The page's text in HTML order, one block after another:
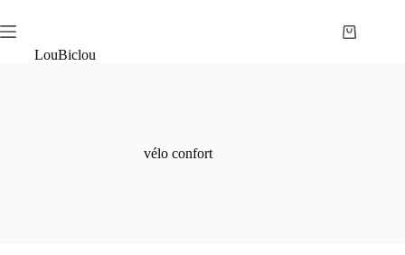
au
contenu
LouBiclou
Panier
vélo confort